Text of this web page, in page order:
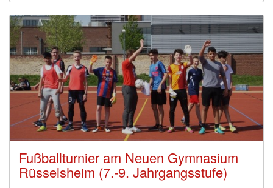
Fußballturnier am Neuen Gymnasium
Rüsselsheim (7.-9. Jahrgangsstufe)